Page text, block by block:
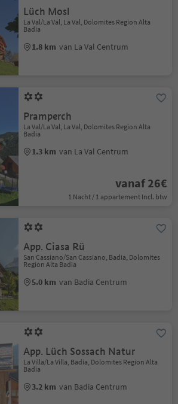
Lüch Mosl
La Val/La Val, La Val, Dolomites Region Alta
Badia
1.8 km van La Val Centrum
Pramperch
La Val/La Val, La Val, Dolomites Region Alta
Badia
1.3 km van La Val Centrum
vanaf 26€
1 Nacht / 1 appartement Incl. btw
App. Ciasa Rü
San Cassiano/San Cassiano, Badia, Dolomites
Region Alta Badia
5.0 km van Badia Centrum
App. Lüch Sossach Natur
La Villa/La Villa, Badia, Dolomites Region Alta
Badia
3.2 km van Badia Centrum